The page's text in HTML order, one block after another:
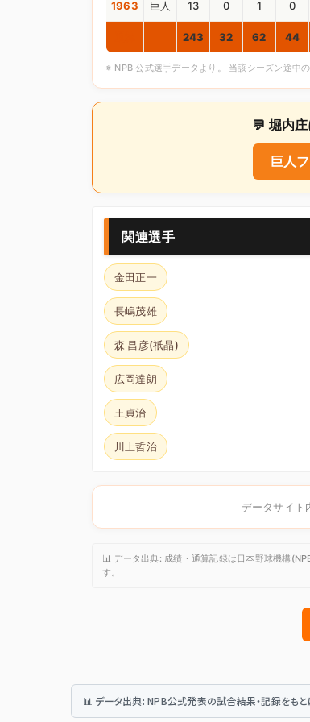
1963 巨人 13 0 1 0
243 32 62 44
※ NPB 公式選手データより。 当該シーズン途中
💬 堀内
巨人
関連選手
金田正一
長嶋茂雄
森 昌彦(祇晶)
広岡達朗
王貞治
川上哲治
データサイト
📊 データ出典: 成績・通算記録は日本野球機構
す。
📊 データ出典: NPB公式発表の試合結果・記録をも